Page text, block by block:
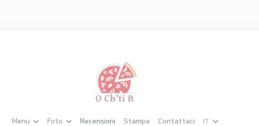
Menu Foto Recensioni Stampa Contattaci IT